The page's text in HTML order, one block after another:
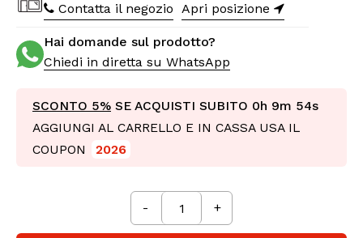
Contatta il negozio Apri posizione
Hai domande sul prodotto?
Chiedi in diretta su WhatsApp
SCONTO 5% SE ACQUISTI SUBITO 0h 9m 52s
AGGIUNGI AL CARRELLO E IN CASSA USA IL
COUPON
2026
- +